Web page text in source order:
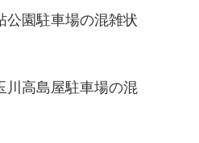
公園駐車場の混雑状
川高島屋駐車場の混